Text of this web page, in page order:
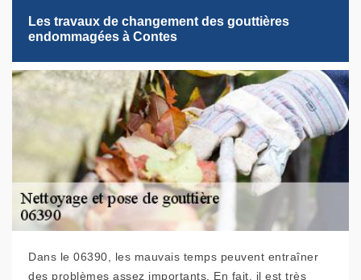
Les travaux de changement des gouttières
endommagées à Contes
Dans le 06390, les mauvais temps peuvent entraîner
des problèmes assez importants. En fait, il est très